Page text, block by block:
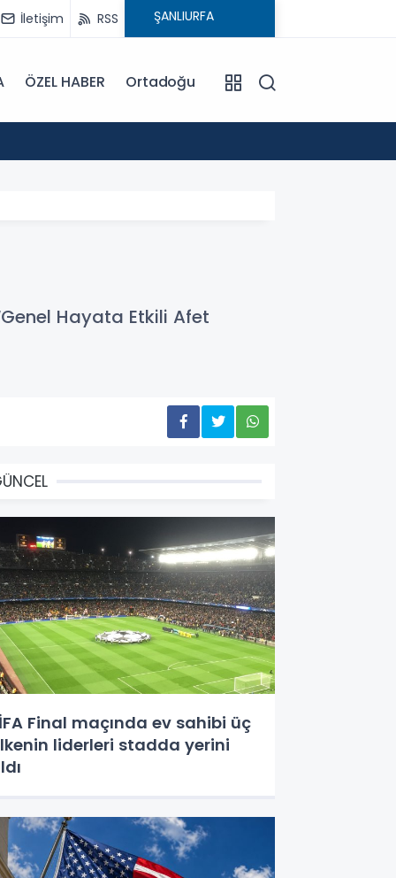
İletişim RSS
ÖZEL HABER Ortadoğu
Hayata Etkili Afet
Final maçında ev sahibi üç
liderleri stadda yerini